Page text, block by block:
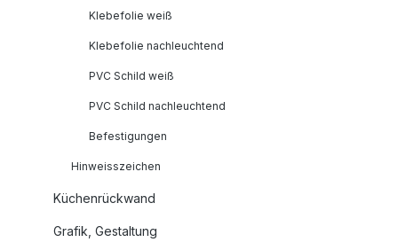
Klebefolie weiß
Klebefolie nachleuchtend
PVC Schild weiß
PVC Schild nachleuchtend
Befestigungen
Hinweisszeichen
Küchenrückwand
Grafik, Gestaltung